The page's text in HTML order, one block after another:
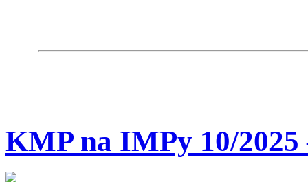
KMP na IMPy 10/2025